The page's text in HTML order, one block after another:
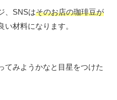
、SNSはそのお店の珈琲豆が
い材料になります。
てみようかなと目星をつけた